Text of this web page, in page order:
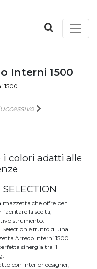
Interni 1500
1500
colori adatti alle
mazzetta che offre ben
facilitare la scelta,
strumento.
è frutto di una
Arredo Interni 1500.
sinergia tra il
con interior designer,